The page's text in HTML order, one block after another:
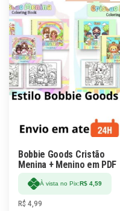
Bobbie Goods Cristão
Menina + Menino em PDF
À vista no Pix:R$ 4,59
R$ 4,99